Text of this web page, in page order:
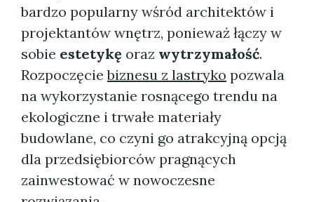
bardzo popularny wśród architektów i
projektantów wnętrz, ponieważ łączy w
sobie estetykę oraz wytrzymałość.
Rozpoczęciebiznesu z lastryko pozwala
na wykorzystanie rosnącego trendu na
ekologiczne i trwałe materiały
budowlane, co czyni go atrakcyjną opcją
dla przedsiębiorców pragnących
zainwestować w nowoczesne